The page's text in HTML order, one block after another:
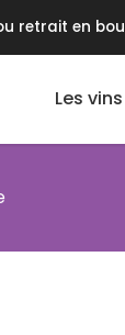
retrait en
Les vins